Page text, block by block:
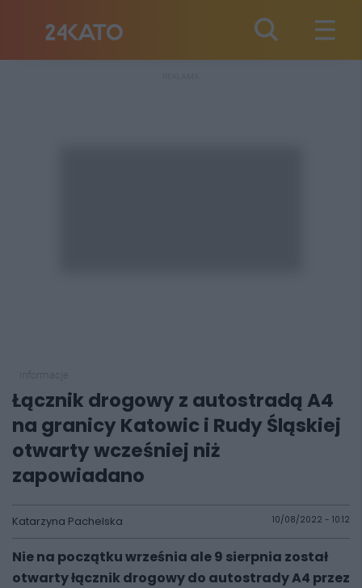
Łącznik drogowy z autostradą A4
na granicy Katowic i Rudy Śląskiej
otwarty wcześniej niż
zapowiadano
Katarzyna Pachelska 10/08/2022 - 10:12
Nie na początku września ale 9 sierpnia został
otwarty łącznik drogowy do autostrady A4 przez